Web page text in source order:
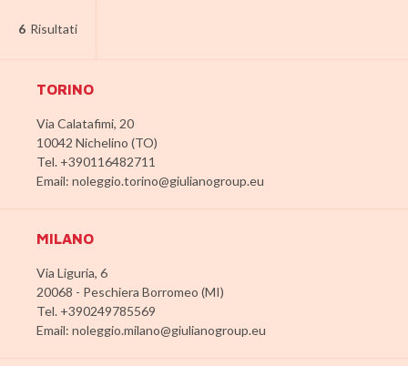
6 Risultati
TORINO
Via Calatafimi, 20
10042 Nichelino (TO)
Tel. +390116482711
Email: noleggio.torino@giulianogroup.eu
MILANO
Via Liguria, 6
20068 - Peschiera Borromeo (MI)
Tel. +390249785569
Email: noleggio.milano@giulianogroup.eu